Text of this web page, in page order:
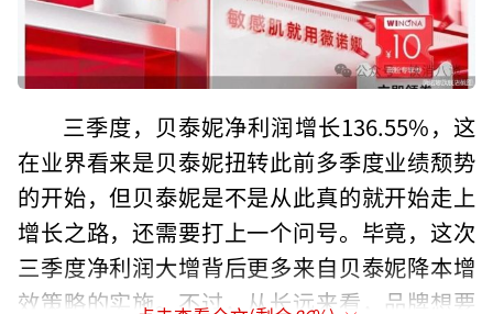
三季度，贝泰妮净利润增长136.55%，这
在业界看来是贝泰妮扭转此前多季度业绩颓势
的开始，但贝泰妮是不是从此真的就开始走上
增长之路，还需要打上一个问号。毕竟，这次
三季度净利润大增背后更多来自贝泰妮降本增
效策略的实施。不过，从长远来看，品牌想要